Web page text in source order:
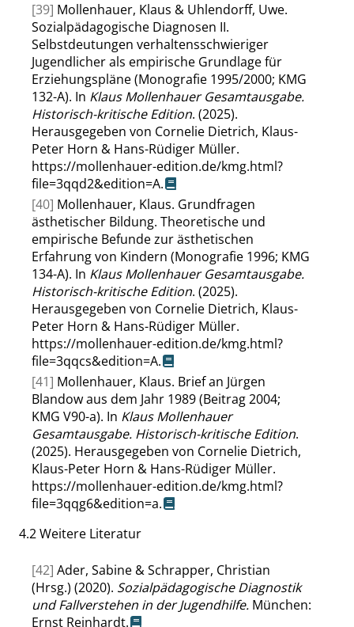
[39] Mollenhauer, Klaus & Uhlendorff, Uwe.
Sozialpädagogische Diagnosen II.
Selbstdeutungen verhaltensschwieriger
Jugendlicher als empirische Grundlage für
Erziehungspläne (Monografie 1995/2000; KMG
132-A). In Klaus Mollenhauer Gesamtausgabe.
Historisch-kritische Edition. (2025).
Herausgegeben von Cornelie Dietrich, Klaus-
Peter Horn & Hans-Rüdiger Müller.
https://mollenhauer-edition.de/kmg.html?
file=3qqd2&edition=A.
[40] Mollenhauer, Klaus. Grundfragen
ästhetischer Bildung. Theoretische und
empirische Befunde zur ästhetischen
Erfahrung von Kindern (Monografie 1996; KMG
134-A). In Klaus Mollenhauer Gesamtausgabe.
Historisch-kritische Edition. (2025).
Herausgegeben von Cornelie Dietrich, Klaus-
Peter Horn & Hans-Rüdiger Müller.
https://mollenhauer-edition.de/kmg.html?
file=3qqcs&edition=A.
[41] Mollenhauer, Klaus. Brief an Jürgen
Blandow aus dem Jahr 1989 (Beitrag 2004;
KMG V90-a). In Klaus Mollenhauer
Gesamtausgabe. Historisch-kritische Edition.
(2025). Herausgegeben von Cornelie Dietrich,
Klaus-Peter Horn & Hans-Rüdiger Müller.
https://mollenhauer-edition.de/kmg.html?
file=3qqg6&edition=a.
4.2Weitere Literatur
[42] Ader, Sabine & Schrapper, Christian
(Hrsg.) (2020). Sozialpädagogische Diagnostik
und Fallverstehen in der Jugendhilfe. München:
Ernst Reinhardt.